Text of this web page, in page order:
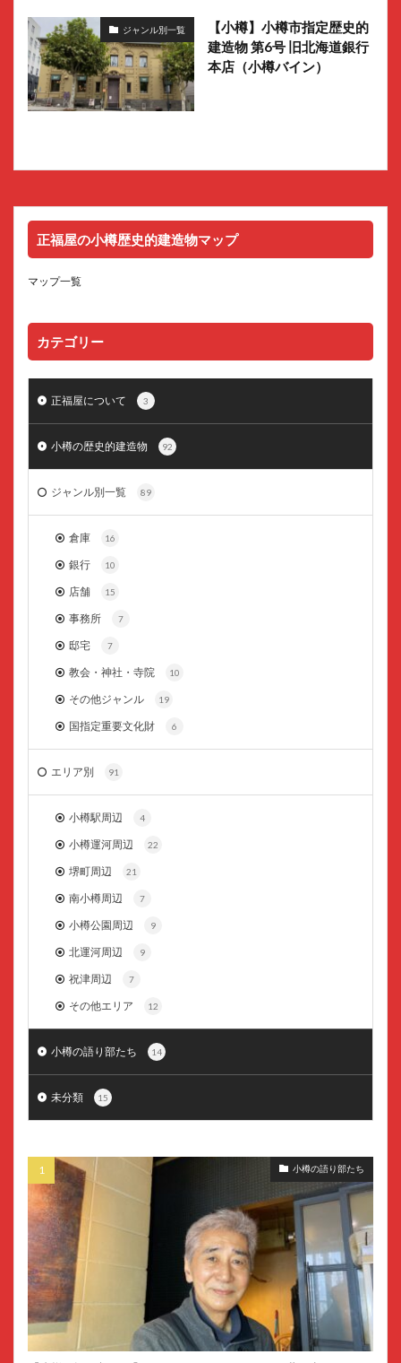
ジャンル別一覧
【小樽】小樽市指定歴史的
建造物 第6号 旧北海道銀行
本店（小樽バイン）
正福屋の小樽歴史的建造物マップ
マップ一覧
カテゴリー
正福屋について 3
小樽の歴史的建造物 92
ジャンル別一覧 89
倉庫 16
銀行 10
店舗 15
事務所 7
邸宅 7
教会・神社・寺院 10
その他ジャンル 19
国指定重要文化財 6
エリア別 91
小樽駅周辺 4
小樽運河周辺 22
堺町周辺 21
南小樽周辺 7
小樽公園周辺 9
北運河周辺 9
祝津周辺 7
その他エリア 12
小樽の語り部たち 14
未分類 15
小樽の語り部たち